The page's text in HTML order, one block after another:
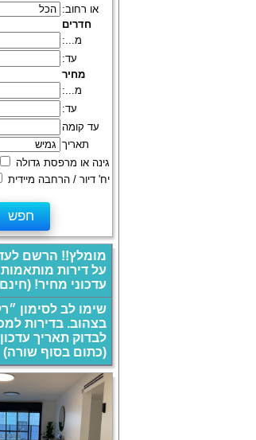
או רחוב:
חדרים
מ...:
עד:
מחיר
מ...:
עד:
עד קומה
תאריך
גינה או מרפסת גדולה
יח' דיור / הרחבה מיידית
מומלץ!! הרשם
על דירות
עדכוני מחיר!
שימו לב לסימון
בצהוב. בדירות
לבדוק תאריך
(כתום בסוף שורה)